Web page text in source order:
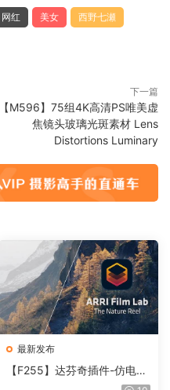
网红 美女 西野七瀬
下一篇
【M596】75组4K高清PS唯美虚
焦镜头玻璃光斑素材 Lens
Distortions Luminary
最新发布
【F255】达芬奇插件-仿电影
胶片视频调色插件 ARRI Film